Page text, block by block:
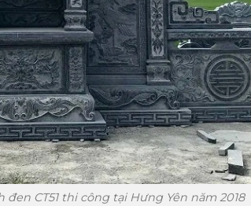
CT51 thi công tại Hưng Yên năm 2018